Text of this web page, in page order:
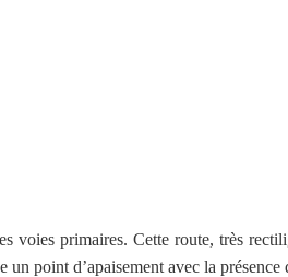
voies primaires. Cette route, très
point d’apaisement avec la